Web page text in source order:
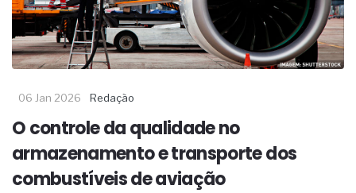
06 Jan 2026 Redação
O controle da qualidade no
armazenamento e transporte dos
combustíveis de aviação